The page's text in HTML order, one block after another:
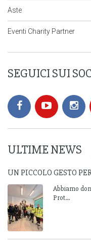
Aste
Eventi Charity Partner
SEGUICI SUI
ULTIME NEWS
UN PICCOLO GESTO
Abbiamo
Prot...